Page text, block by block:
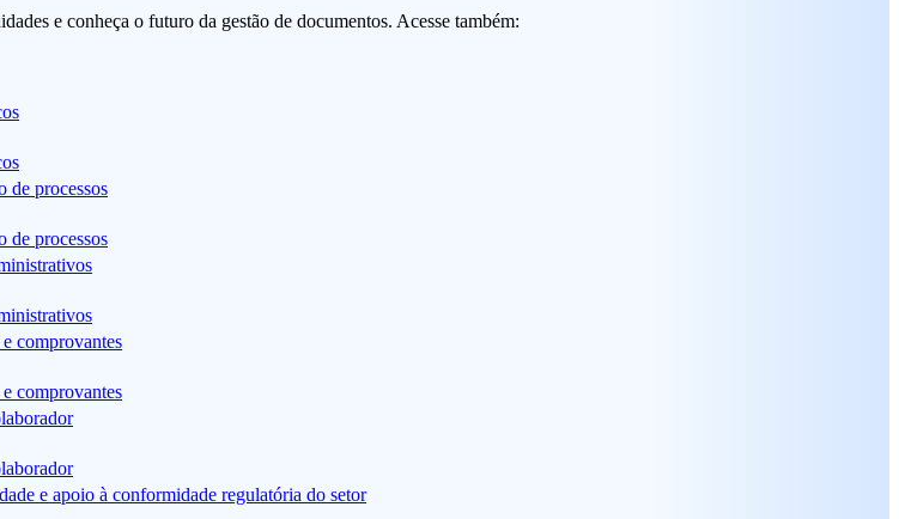
e conheça o futuro da gestão de documentos. Acesse também:
de processos
comprovantes
de processos
comprovantes
e apoio à conformidade regulatória do setor